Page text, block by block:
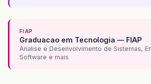
FIAP
Graduacao em Tecnologia — FIAP
Analise e Desenvolvimento de Sistemas,
Software e mais